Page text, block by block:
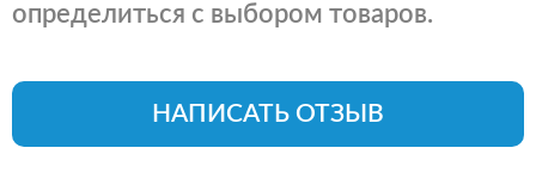
определиться с выбором товаров.
НАПИСАТЬ ОТЗЫВ